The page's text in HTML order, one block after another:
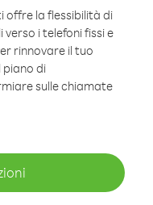
offre la flessibilità di
i telefoni fissi e
rinnovare il tuo
piano di
sulle chiamate